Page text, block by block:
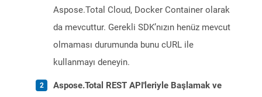
Aspose.Total Cloud, Docker Container olarak
da mevcuttur. Gerekli SDK’nızın henüz mevcut
olmaması durumunda bunu cURL ile
kullanmayı deneyin.
Aspose.Total REST API'leriyle Başlamak ve